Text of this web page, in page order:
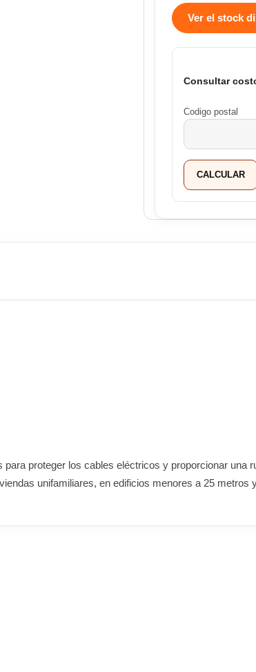
Ver el stock
Consultar
Codigo postal
CALCULAR
proteger los cables eléctricos y proporcionar una
unifamiliares, en edificios menores a 25